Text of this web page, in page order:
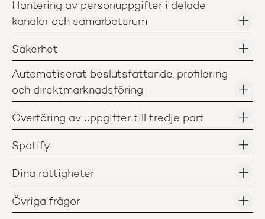
Hantering av personuppgifter i delade
kanaler och samarbetsrum
Säkerhet
Automatiserat beslutsfattande, profilering
och direktmarknadsföring
Överföring av uppgifter till tredje part
Spotify
Dina rättigheter
Övriga frågor